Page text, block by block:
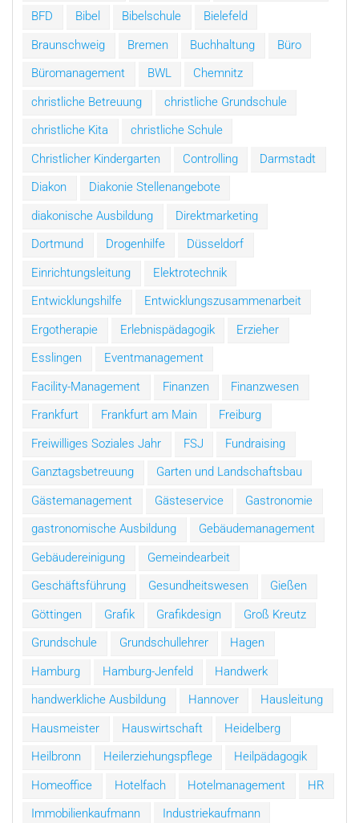
BFD
Bibel Bibelschule
Bielefeld
Braunschweig
Bremen Buchhaltung
Büro
Büromanagement
BWL
Chemnitz
christliche Betreuung
christliche Grundschule
christliche Kita
christliche Schule
Christlicher Kindergarten
Controlling
Darmstadt
Diakon
Diakonie Stellenangebote
diakonische Ausbildung
Direktmarketing
Dortmund
Drogenhilfe
Düsseldorf
Einrichtungsleitung
Elektrotechnik
Entwicklungshilfe
Entwicklungszusammenarbeit
Ergotherapie
Erlebnispädagogik
Erzieher
Esslingen
Eventmanagement
Facility-Management
Finanzen
Finanzwesen
Frankfurt
Frankfurt am Main
Freiburg
Freiwilliges Soziales Jahr
FSJ
Fundraising
Ganztagsbetreuung
Garten und Landschaftsbau
Gästemanagement
Gästeservice
Gastronomie
gastronomische Ausbildung
Gebäudemanagement
Gebäudereinigung
Gemeindearbeit
Geschäftsführung
Gesundheitswesen
Gießen
Göttingen
Grafik Grafikdesign
Groß Kreutz
Grundschule
Grundschullehrer
Hagen
Hamburg
Hamburg-Jenfeld
Handwerk
handwerkliche Ausbildung
Hannover
Hausleitung
Hausmeister
Hauswirtschaft
Heidelberg
Heilbronn
Heilerziehungspflege
Heilpädagogik
Homeoffice
Hotelfach Hotelmanagement
HR
Immobilienkaufmann
Industriekaufmann